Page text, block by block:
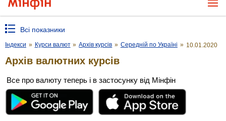
Всі показники
Індекси » Курси валют » Архів курсів » Середній по Україні » 10.01.2020
Архів валютних курсів
Все про валюту теперь і в застосунку від Мінфін